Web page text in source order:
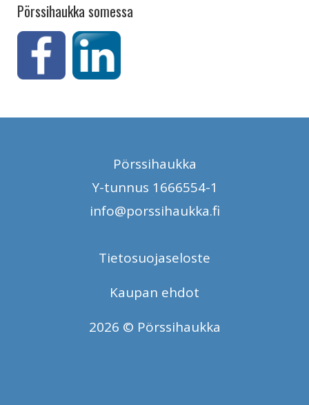
Pörssihaukka somessa
Pörssihaukka
Y-tunnus 1666554-1
info@porssihaukka.fi
Tietosuojaseloste
Kaupan ehdot
2026 © Pörssihaukka